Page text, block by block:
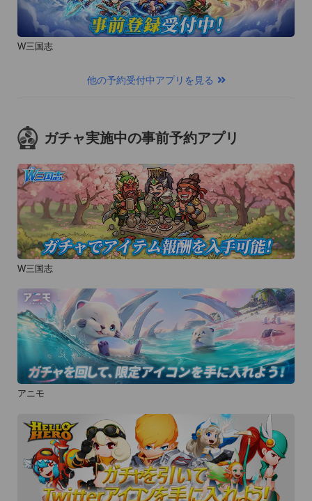
W三国志
他の予約受付中アプリを見る
ガチャ実施中の事前予約アプリ
W三国志
アニモ